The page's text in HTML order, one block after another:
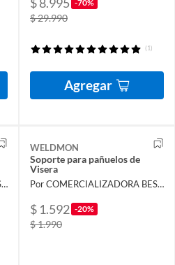
-70%
$ 29.990
(1)
Agregar
Por COMERCIALIZADORA BESTVENTA SPA
WELDMON
Soporte para pañuelos de
Visera
Por COMERCIALIZADORA BESTVENTA SPA
$ 1.592 -20%
$ 1.990